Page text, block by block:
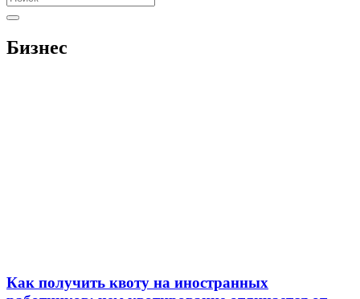
Бизнес
Как получить квоту на иностранных